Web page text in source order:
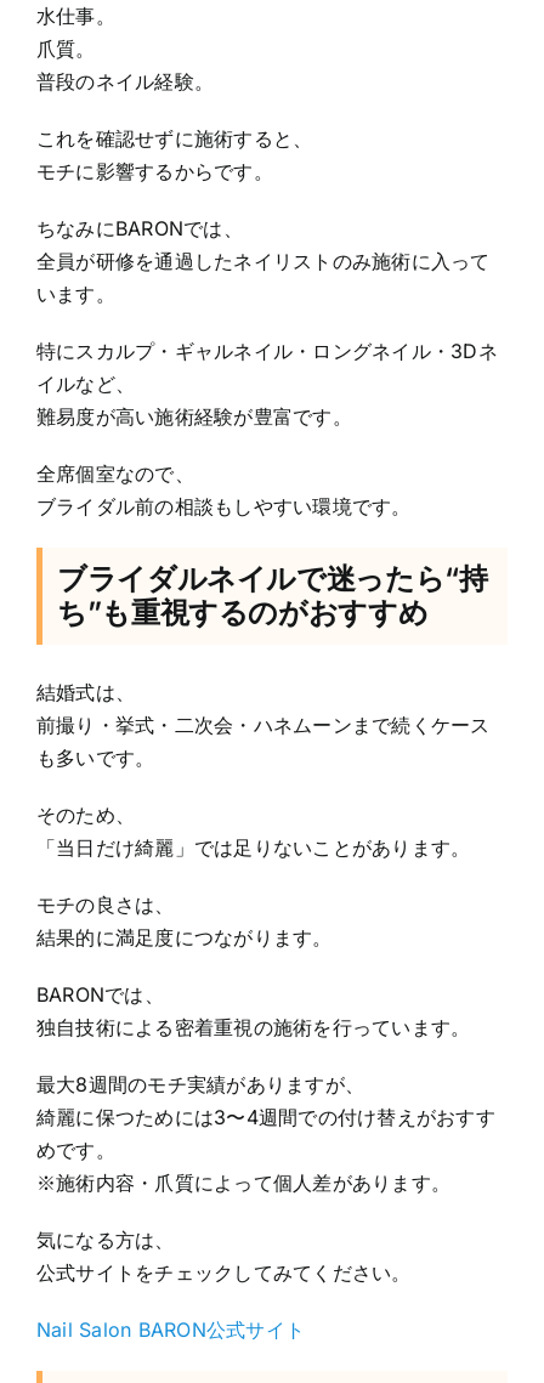
水仕事。
爪質。
普段のネイル経験。
これを確認せずに施術すると、
モチに影響するからです。
ちなみにBARONでは、
全員が研修を通過したネイリストのみ施術に入って
います。
特にスカルプ・ギャルネイル・ロングネイル・3Dネ
イルなど、
難易度が高い施術経験が豊富です。
全席個室なので、
ブライダル前の相談もしやすい環境です。
ブライダルネイルで迷ったら“持
ち”も重視するのがおすすめ
結婚式は、
前撮り・挙式・二次会・ハネムーンまで続くケース
も多いです。
そのため、
「当日だけ綺麗」では足りないことがあります。
モチの良さは、
結果的に満足度につながります。
BARONでは、
独自技術による密着重視の施術を行っています。
最大8週間のモチ実績がありますが、
綺麗に保つためには3〜4週間での付け替えがおすす
めです。
※施術内容・爪質によって個人差があります。
気になる方は、
公式サイトをチェックしてみてください。
Nail Salon BARON公式サイト